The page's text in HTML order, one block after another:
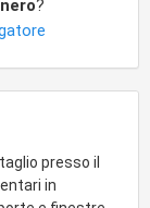
?
presso il
in